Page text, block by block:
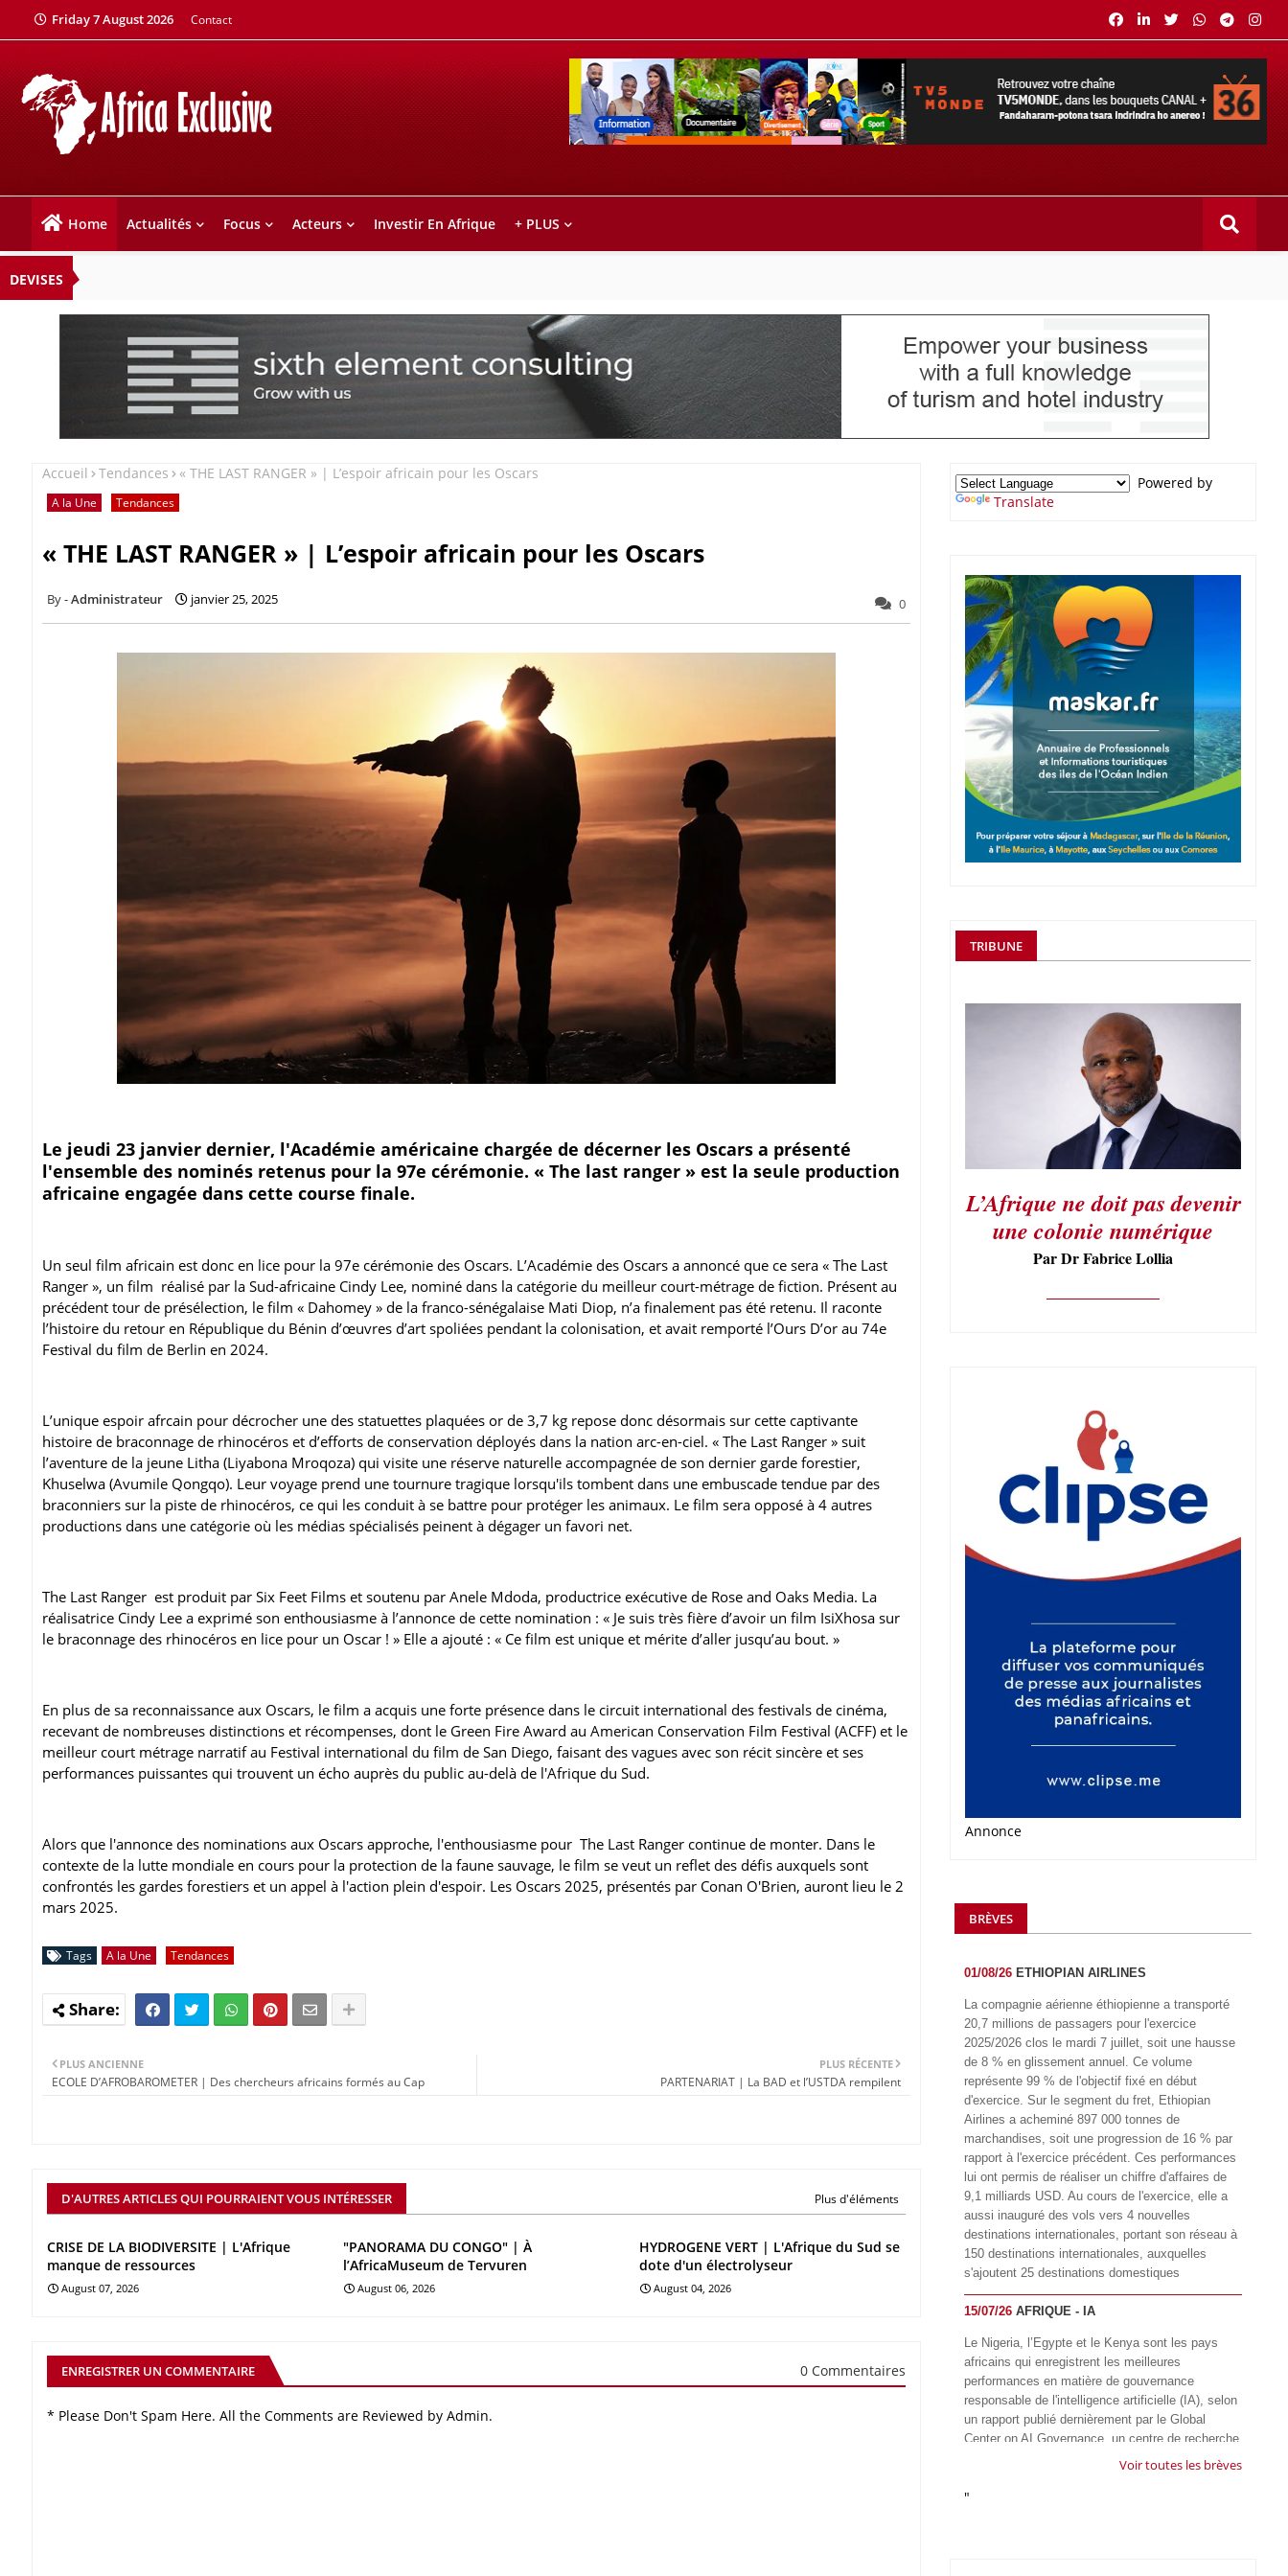
Friday 7 August 2026 Contact
Home Actualités Focus Acteurs Investir En Afrique + PLUS
DEVISES
Accueil Tendances « THE LAST RANGER » | L’espoir africain pour les Oscars
A la Une Tendances
« THE LAST RANGER » | L’espoir africain pour les Oscars
Administrateur janvier 25, 2025 0
Le jeudi 23 janvier dernier, l'Académie américaine chargée de décerner les Oscars a présenté
l'ensemble des nominés retenus pour la 97e cérémonie. « The last ranger » est la seule production
africaine engagée dans cette course finale.
Un seul film africain est donc en lice pour la 97e cérémonie des Oscars. L’Académie des Oscars a annoncé que ce sera « The Last
Ranger », un film réalisé par la Sud-africaine Cindy Lee, nominé dans la catégorie du meilleur court-métrage de fiction. Présent au
précédent tour de présélection, le film « Dahomey » de la franco-sénégalaise Mati Diop, n’a finalement pas été retenu. Il raconte
l’histoire du retour en République du Bénin d’œuvres d’art spoliées pendant la colonisation, et avait remporté l’Ours D’or au 74e
Festival du film de Berlin en 2024.
L’unique espoir afrcain pour décrocher une des statuettes plaquées or de 3,7 kg repose donc désormais sur cette captivante
histoire de braconnage de rhinocéros et d’efforts de conservation déployés dans la nation arc-en-ciel. « The Last Ranger » suit
l’aventure de la jeune Litha (Liyabona Mroqoza) qui visite une réserve naturelle accompagnée de son dernier garde forestier,
Khuselwa (Avumile Qongqo). Leur voyage prend une tournure tragique lorsqu'ils tombent dans une embuscade tendue par des
braconniers sur la piste de rhinocéros, ce qui les conduit à se battre pour protéger les animaux. Le film sera opposé à 4 autres
productions dans une catégorie où les médias spécialisés peinent à dégager un favori net.
The Last Ranger est produit par Six Feet Films et soutenu par Anele Mdoda, productrice exécutive de Rose and Oaks Media. La
réalisatrice Cindy Lee a exprimé son enthousiasme à l’annonce de cette nomination : « Je suis très fière d’avoir un film IsiXhosa sur
le braconnage des rhinocéros en lice pour un Oscar ! » Elle a ajouté : « Ce film est unique et mérite d’aller jusqu’au bout. »
En plus de sa reconnaissance aux Oscars, le film a acquis une forte présence dans le circuit international des festivals de cinéma,
recevant de nombreuses distinctions et récompenses, dont le Green Fire Award au American Conservation Film Festival (ACFF) et le
meilleur court métrage narratif au Festival international du film de San Diego, faisant des vagues avec son récit sincère et ses
performances puissantes qui trouvent un écho auprès du public au-delà de l'Afrique du Sud.
Alors que l'annonce des nominations aux Oscars approche, l'enthousiasme pour The Last Ranger continue de monter. Dans le
contexte de la lutte mondiale en cours pour la protection de la faune sauvage, le film se veut un reflet des défis auxquels sont
confrontés les gardes forestiers et un appel à l'action plein d'espoir. Les Oscars 2025, présentés par Conan O'Brien, auront lieu le 2
mars 2025.
Tags A la Une Tendances
PLUS RÉCENTE
PARTENARIAT | La BAD et l’USTDA rempilent
PLUS ANCIENNE
ECOLE D’AFROBAROMETER | Des chercheurs africains formés au Cap
D'AUTRES ARTICLES QUI POURRAIENT VOUS INTÉRESSER Plus d'éléments
CRISE DE LA BIODIVERSITE | L'Afrique
manque de ressources
August 07, 2026
"PANORAMA DU CONGO" | À
l’AfricaMuseum de Tervuren
August 06, 2026
HYDROGENE VERT | L'Afrique du Sud se
dote d'un électrolyseur
August 04, 2026
ENREGISTRER UN COMMENTAIRE 0 Commentaires
* Please Don't Spam Here. All the Comments are Reviewed by Admin.
Powered by
Translate
TRIBUNE
L’Afrique ne doit pas devenir
une colonie numérique
Par Dr Fabrice Lollia
Annonce
BRÈVES
01/08/26 ETHIOPIAN AIRLINES
La compagnie aérienne éthiopienne a transporté
20,7 millions de passagers pour l'exercice
2025/2026 clos le mardi 7 juillet, soit une hausse
de 8 % en glissement annuel. Ce volume
représente 99 % de l'objectif fixé en début
d'exercice. Sur le segment du fret, Ethiopian
Airlines a acheminé 897 000 tonnes de
marchandises, soit une progression de 16 % par
rapport à l'exercice précédent. Ces performances
lui ont permis de réaliser un chiffre d'affaires de
9,1 milliards USD. Au cours de l'exercice, elle a
aussi inauguré des vols vers 4 nouvelles
destinations internationales, portant son réseau à
150 destinations internationales, auxquelles
s'ajoutent 25 destinations domestiques
15/07/26 AFRIQUE - IA
Le Nigeria, l’Egypte et le Kenya sont les pays
africains qui enregistrent les meilleures
performances en matière de gouvernance
responsable de l'intelligence artificielle (IA), selon
un rapport publié dernièrement par le Global
Center on AI Governance, un centre de recherche
basé en Afrique du Sud, qui œuvre à promouvoir
à l'échelle mondiale. Alors que l’IA transforme
Voir toutes les brèves
"